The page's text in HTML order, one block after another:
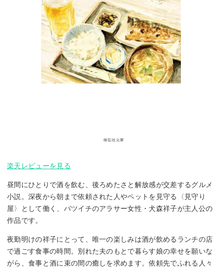
楽天レビューを見る
昼間にひとりで酒を飲む、後ろめたさと解放感が交差するグルメ
小説。深夜から朝まで依頼された人やペットを見守る〈見守り
屋〉として働く、バツイチのアラサー女性・犬森祥子が主人公の
作品です。
夜勤明けの祥子にとって、唯一の楽しみは酒が飲めるランチの店
で過ごす食事の時間。別れた夫のもとで暮らす娘の幸せを願いな
がら、食事と酒に束の間の癒しを求めます。依頼先でふれる人々